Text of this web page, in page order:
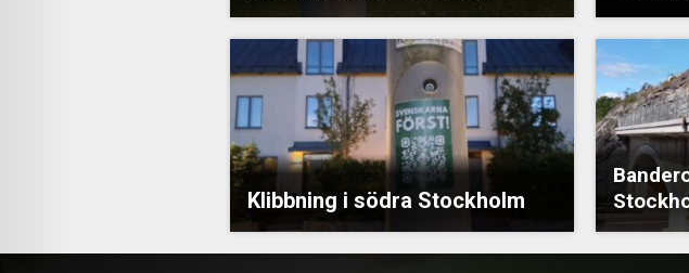
Klibbning i södra Stockholm